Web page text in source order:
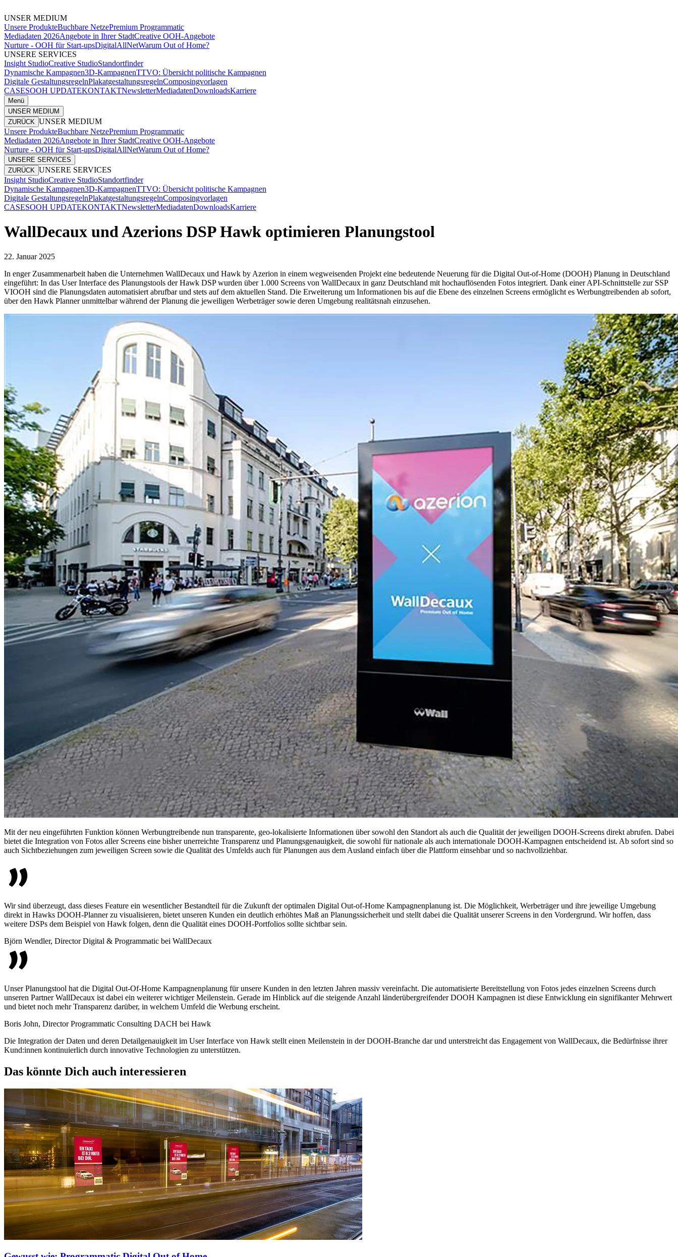
UNSER MEDIUM
Unsere ProdukteBuchbare NetzePremium Programmatic
Mediadaten 2026Angebote in Ihrer StadtCreative OOH-Angebote
Nurture - OOH für Start-upsDigitalAllNetWarum Out of Home?
UNSERE SERVICES
Insight StudioCreative StudioStandortfinder
Dynamische Kampagnen3D-KampagnenTTVO: Übersicht politische Kampagnen
Digitale GestaltungsregelnPlakatgestaltungsregelnComposingvorlagen
CASESOOH UPDATEKONTAKTNewsletterMediadatenDownloadsKarriere
Menü
UNSER MEDIUM
ZURÜCK UNSER MEDIUM
Unsere ProdukteBuchbare NetzePremium Programmatic
Mediadaten 2026Angebote in Ihrer StadtCreative OOH-Angebote
Nurture - OOH für Start-upsDigitalAllNetWarum Out of Home?
UNSERE SERVICES
ZURÜCK UNSERE SERVICES
Insight StudioCreative StudioStandortfinder
Dynamische Kampagnen3D-KampagnenTTVO: Übersicht politische Kampagnen
Digitale GestaltungsregelnPlakatgestaltungsregelnComposingvorlagen
CASESOOH UPDATEKONTAKTNewsletterMediadatenDownloadsKarriere
WallDecaux und Azerions DSP Hawk optimieren Planungstool
22. Januar 2025
In enger Zusammenarbeit haben die Unternehmen WallDecaux und Hawk by Azerion in einem wegweisenden Projekt eine bedeutende Neuerung für die Digital Out-of-Home (DOOH) Planung in Deutschland
eingeführt: In das User Interface des Planungstools der Hawk DSP wurden über 1.000 Screens von WallDecaux in ganz Deutschland mit hochauflösenden Fotos integriert. Dank einer API-Schnittstelle zur SSP
VIOOH sind die Planungsdaten automatisiert abrufbar und stets auf dem aktuellen Stand. Die Erweiterung um Informationen bis auf die Ebene des einzelnen Screens ermöglicht es Werbungtreibenden ab sofort,
über den Hawk Planner unmittelbar während der Planung die jeweiligen Werbeträger sowie deren Umgebung realitätsnah einzusehen.
Mit der neu eingeführten Funktion können Werbungtreibende nun transparente, geo-lokalisierte Informationen über sowohl den Standort als auch die Qualität der jeweiligen DOOH-Screens direkt abrufen. Dabei
bietet die Integration von Fotos aller Screens eine bisher unerreichte Transparenz und Planungsgenauigkeit, die sowohl für nationale als auch internationale DOOH-Kampagnen entscheidend ist. Ab sofort sind so
auch Sichtbeziehungen zum jeweiligen Screen sowie die Qualität des Umfelds auch für Planungen aus dem Ausland einfach über die Plattform einsehbar und so nachvollziehbar.
Wir sind überzeugt, dass dieses Feature ein wesentlicher Bestandteil für die Zukunft der optimalen Digital Out-of-Home Kampagnenplanung ist. Die Möglichkeit, Werbeträger und ihre jeweilige Umgebung
direkt in Hawks DOOH-Planner zu visualisieren, bietet unseren Kunden ein deutlich erhöhtes Maß an Planungssicherheit und stellt dabei die Qualität unserer Screens in den Vordergrund. Wir hoffen, dass
weitere DSPs dem Beispiel von Hawk folgen, denn die Qualität eines DOOH-Portfolios sollte sichtbar sein.
Björn Wendler, Director Digital & Programmatic bei WallDecaux
Unser Planungstool hat die Digital Out-Of-Home Kampagnenplanung für unsere Kunden in den letzten Jahren massiv vereinfacht. Die automatisierte Bereitstellung von Fotos jedes einzelnen Screens durch
unseren Partner WallDecaux ist dabei ein weiterer wichtiger Meilenstein. Gerade im Hinblick auf die steigende Anzahl länderübergreifender DOOH Kampagnen ist diese Entwicklung ein signifikanter Mehrwert
und bietet noch mehr Transparenz darüber, in welchem Umfeld die Werbung erscheint.
Boris John, Director Programmatic Consulting DACH bei Hawk
Die Integration der Daten und deren Detailgenauigkeit im User Interface von Hawk stellt einen Meilenstein in der DOOH-Branche dar und unterstreicht das Engagement von WallDecaux, die Bedürfnisse ihrer
Kund:innen kontinuierlich durch innovative Technologien zu unterstützen.
Das könnte Dich auch interessieren